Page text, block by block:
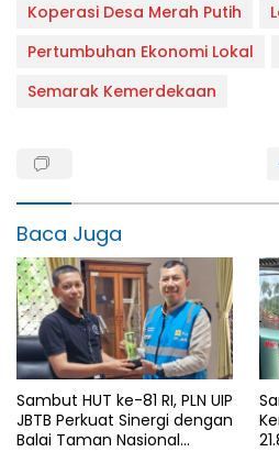
Koperasi Desa Merah Putih
Pertumbuhan Ekonomi Lokal
Semarak Kemerdekaan
Baca Juga
Sambut HUT ke-81 RI, PLN UIP
JBTB Perkuat Sinergi dengan
Balai Taman Nasional